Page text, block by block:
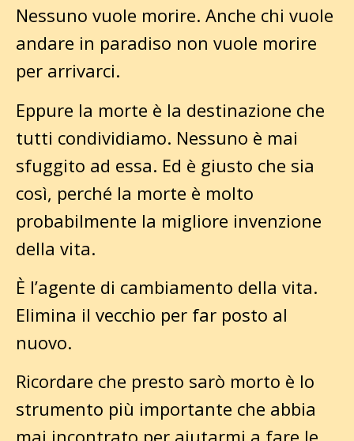
Nessuno vuole morire. Anche chi vuole
andare in paradiso non vuole morire
per arrivarci.
Eppure la morte è la destinazione che
tutti condividiamo. Nessuno è mai
sfuggito ad essa. Ed è giusto che sia
così, perché la morte è molto
probabilmente la migliore invenzione
della vita.
È l’agente di cambiamento della vita.
Elimina il vecchio per far posto al
nuovo.
Ricordare che presto sarò morto è lo
strumento più importante che abbia